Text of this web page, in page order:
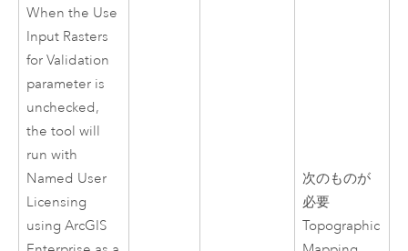
When the Use
Input Rasters
for Validation
parameter is
unchecked,
the tool will
run with
Named User
Licensing
using ArcGIS
次のものが
必要
Topographic